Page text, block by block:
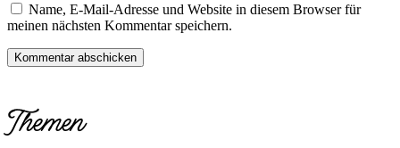
Name, E-Mail-Adresse und Website in diesem Browser für
meinen nächsten Kommentar speichern.
Themen